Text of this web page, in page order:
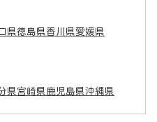
県徳島県香川県愛媛県
県宮崎県鹿児島県沖縄県